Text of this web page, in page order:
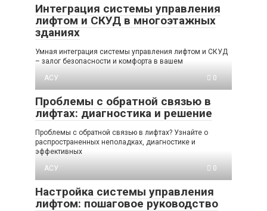
Интеграция системы управления
лифтом и СКУД в многоэтажных
зданиях
Умная интеграция системы управления лифтом и СКУД
– залог безопасности и комфорта в вашем
АСУ
0
Проблемы с обратной связью в
лифтах: диагностика и решение
Проблемы с обратной связью в лифтах? Узнайте о
распространенных неполадках, диагностике и
эффективных
АСУ
0
Настройка системы управления
лифтом: пошаговое руководство